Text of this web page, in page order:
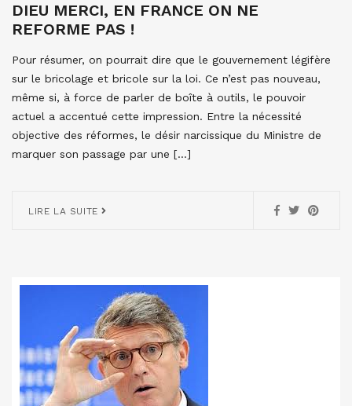
DIEU MERCI, EN FRANCE ON NE
REFORME PAS !
Pour résumer, on pourrait dire que le gouvernement légifère
sur le bricolage et bricole sur la loi. Ce n’est pas nouveau,
même si, à force de parler de boîte à outils, le pouvoir
actuel a accentué cette impression. Entre la nécessité
objective des réformes, le désir narcissique du Ministre de
marquer son passage par une […]
LIRE LA SUITE